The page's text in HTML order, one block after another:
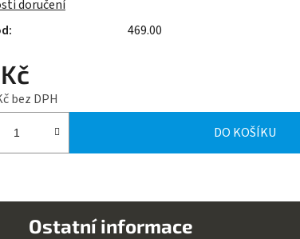
doručení
469.00
bez DPH
DO KOŠÍKU
Ostatní informace